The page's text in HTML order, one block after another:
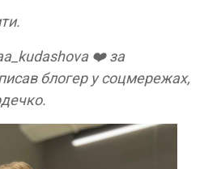
❤️ за
блогер у соцмережах,